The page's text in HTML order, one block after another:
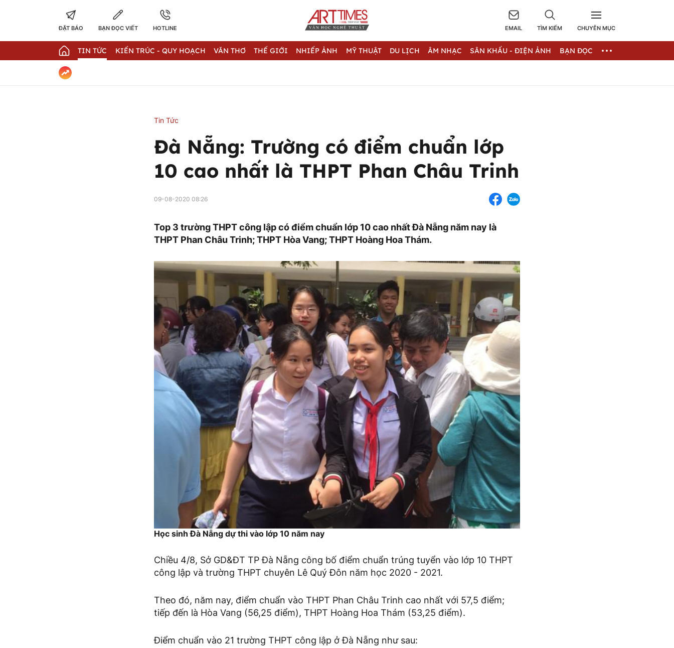
ĐẶT BÁO BẠN ĐỌC VIẾT HOTLINE EMAIL TÌM KIẾM CHUYÊN MỤC
TIN TỨC KIẾN TRÚC - QUY HOẠCH VĂN THƠ THẾ GIỚI NHIẾP ẢNH MỸ THUẬT DU LỊCH ÂM NHẠC SÂN KHẤU - ĐIỆN ẢNH BẠN ĐỌC
Tin Tức
Đà Nẵng: Trường có điểm chuẩn lớp
10 cao nhất là THPT Phan Châu Trinh
09-08-2020 08:26
Top 3 trường THPT công lập có điểm chuẩn lớp 10 cao nhất Đà Nẵng năm nay là
THPT Phan Châu Trinh; THPT Hòa Vang; THPT Hoàng Hoa Thám.
Học sinh Đà Nẵng dự thi vào lớp 10 năm nay
Chiều 4/8, Sở GD&ĐT TP Đà Nẵng công bố điểm chuẩn trúng tuyển vào lớp 10 THPT
công lập và trường THPT chuyên Lê Quý Đôn năm học 2020 - 2021.
Theo đó, năm nay, điểm chuẩn vào THPT Phan Châu Trinh cao nhất với 57,5 điểm;
tiếp đến là Hòa Vang (56,25 điểm), THPT Hoàng Hoa Thám (53,25 điểm).
Điểm chuẩn vào 21 trường THPT công lập ở Đà Nẵng như sau: